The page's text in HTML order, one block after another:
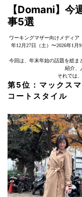
【Domani】今
事5選
ワーキングマザー向けメディア
年12月27日（土）〜2026年1
今回は、年末年始の話題を総ま
紹介、
それでは
第5位：マックス
コートスタイル